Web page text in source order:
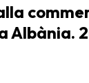
Albània.